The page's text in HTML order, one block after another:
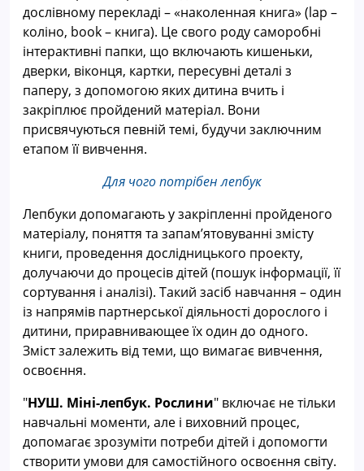
дослівному перекладі – «наколенная книга» (lap –
коліно, book – книга). Це свого роду саморобні
інтерактивні папки, що включають кишеньки,
дверки, віконця, картки, пересувні деталі з
паперу, з допомогою яких дитина вчить і
закріплює пройдений матеріал. Вони
присвячуються певній темі, будучи заключним
етапом її вивчення.
Для чого потрібенлепбук
Лепбуки допомагають у закріпленні пройденого
матеріалу, поняття та запам’ятовуванні змісту
книги, проведення дослідницького проекту,
долучаючи до процесів дітей (пошук інформації, її
сортування і аналізі). Такий засіб навчання – один
із напрямів партнерської діяльності дорослого і
дитини, приравнивающее їх один до одного.
Зміст залежить від теми, що вимагає вивчення,
освоєння.
"НУШ. Міні-лепбук. Рослини" включає не тільки
навчальні моменти, але і виховний процес,
допомагає зрозуміти потреби дітей і допомогти
створити умови для самостійного освоєння світу.